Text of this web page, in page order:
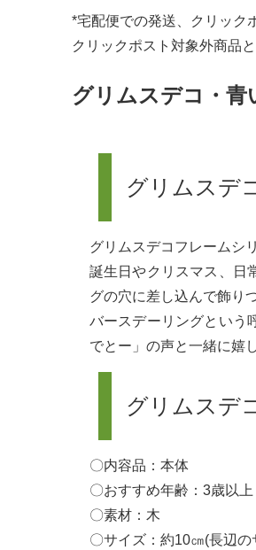
*宅配便での発送、クリック
クリックポスト対象外商品
グリムスデコ・
グリムスデ
グリムスデコフレーム
誕生日やクリスマス、日
グの穴に差し込んで飾り
バースデーリングという
でとー」の声と一緒に嬉
グリムスデ
〇内容品：本体
〇おすすめ年齢：3歳以
〇素材：木
〇サイズ：約10㎝(長辺の